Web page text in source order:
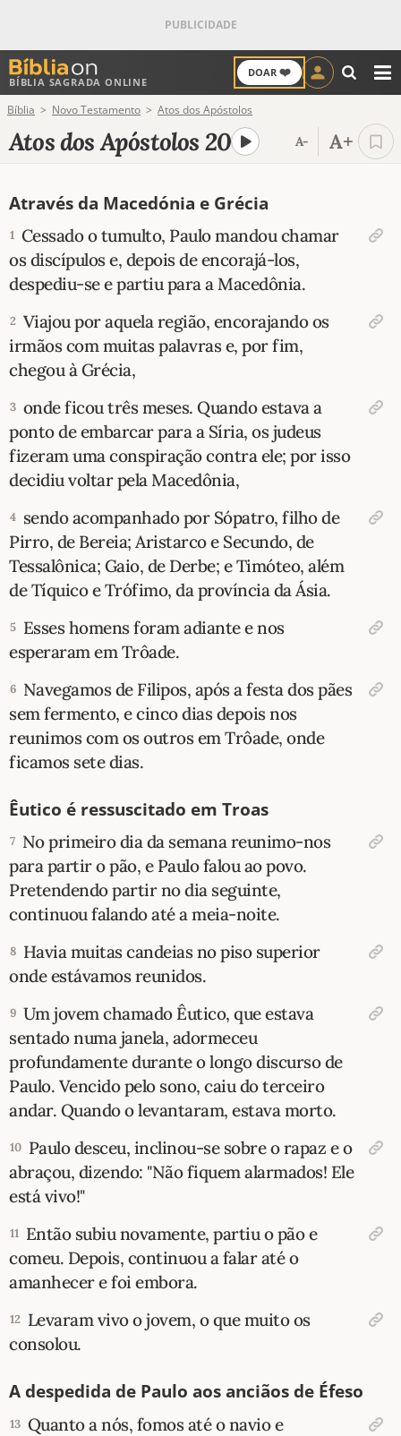
BÍBLIA SAGRADA ONLINE
DOAR ❤️
ANTIGO TESTAMENTO
NOVO TESTAMENTO
VERSÍCULOS
VERSÍCULO DO DIA
PALAVRA DO DIA
SALMO DO DIA
10 MANDAMENTOS
ESTUDOS BÍBLICOS
ESBOÇOS DE PREGAÇÃO
TEMAS
PERGUNTE À BÍBLIA
TERMO BÍBLICO
QUEM SOMOS
LOJA BÍBLIAON
Bíblia Novo Testamento Atos dos Apóstolos
Atos dos Apóstolos 20 A- A+
Através da Macedónia e Grécia
1 Cessado o tumulto, Paulo mandou chamar
os discípulos e, depois de encorajá-los,
despediu-se e partiu para a Macedônia.
2 Viajou por aquela região, encorajando os
irmãos com muitas palavras e, por fim,
chegou à Grécia,
3 onde ficou três meses. Quando estava a
ponto de embarcar para a Síria, os judeus
fizeram uma conspiração contra ele; por isso
decidiu voltar pela Macedônia,
4 sendo acompanhado por Sópatro, filho de
Pirro, de Bereia; Aristarco e Secundo, de
Tessalônica; Gaio, de Derbe; e Timóteo, além
de Tíquico e Trófimo, da província da Ásia.
5 Esses homens foram adiante e nos
esperaram em Trôade.
6 Navegamos de Filipos, após a festa dos pães
sem fermento, e cinco dias depois nos
reunimos com os outros em Trôade, onde
ficamos sete dias.
Êutico é ressuscitado em Troas
7 No primeiro dia da semana reunimo-nos
para partir o pão, e Paulo falou ao povo.
Pretendendo partir no dia seguinte,
continuou falando até a meia-noite.
8 Havia muitas candeias no piso superior
onde estávamos reunidos.
9 Um jovem chamado Êutico, que estava
sentado numa janela, adormeceu
profundamente durante o longo discurso de
Paulo. Vencido pelo sono, caiu do terceiro
andar. Quando o levantaram, estava morto.
10 Paulo desceu, inclinou-se sobre o rapaz e o
abraçou, dizendo: "Não fiquem alarmados! Ele
está vivo!"
11 Então subiu novamente, partiu o pão e
comeu. Depois, continuou a falar até o
amanhecer e foi embora.
12 Levaram vivo o jovem, o que muito os
consolou.
A despedida de Paulo aos anciãos de Éfeso
13 Quanto a nós, fomos até o navio e